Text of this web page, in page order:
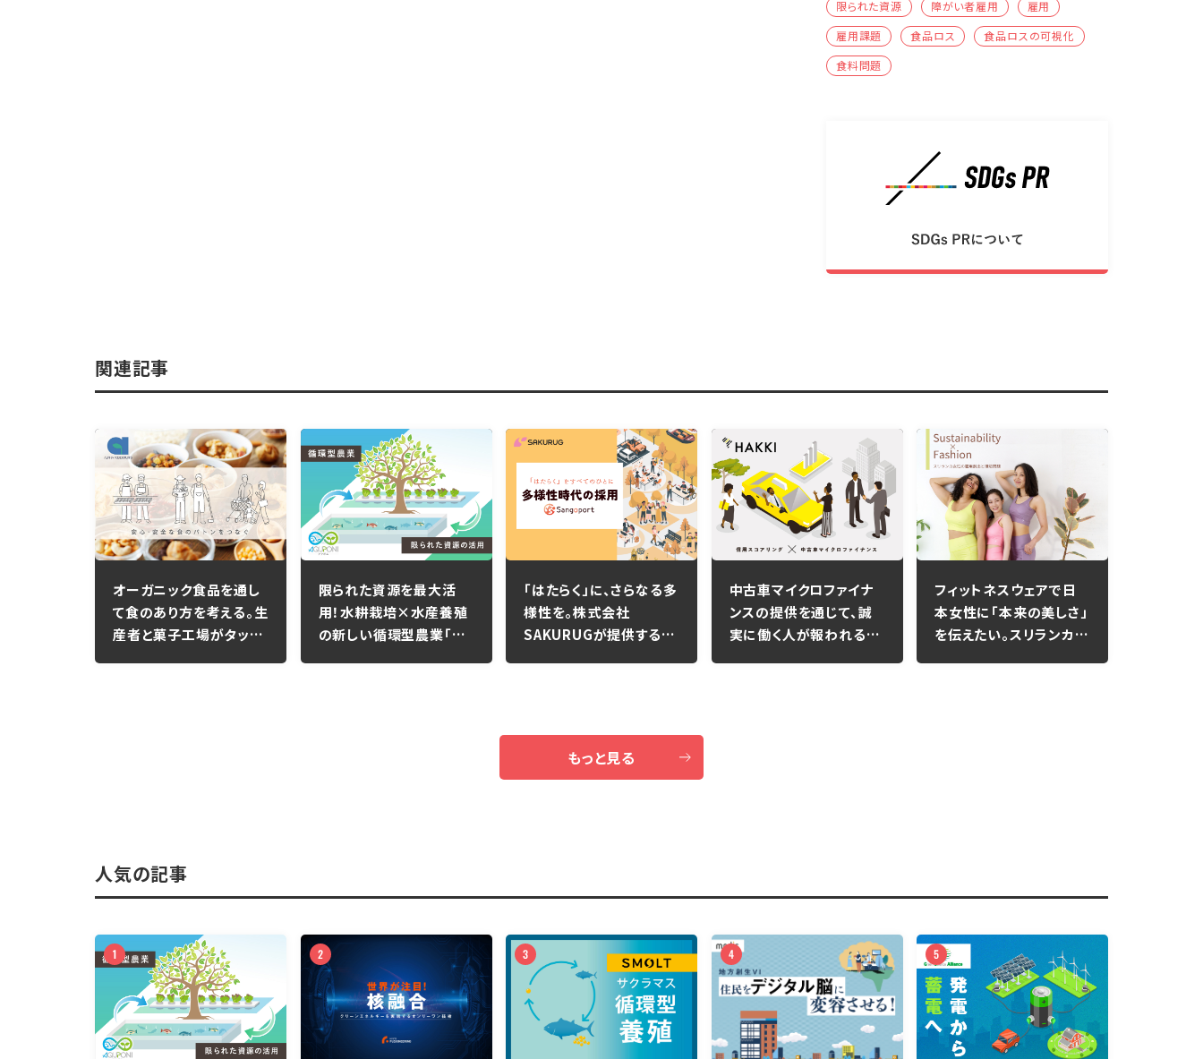
限られた資源
障がい者雇用
雇用
雇用課題
食品ロス
食品ロスの可視化
食料問題
関連記事
オーガニック食品を通し
て食のあり方を考える。生
産者と菓子工場がタッグ
限られた資源を最大活
用！水耕栽培×水産養殖
の新しい循環型農業「ア
「はたらく」に、さらなる多
様性を。株式会社
SAKURUGが提供する
中古車マイクロファイナ
ンスの提供を通じて、誠
実に働く人が報われる社
フィットネスウェアで日
本女性に「本来の美しさ」
を伝えたい。スリランカ女
もっと見る
人気の記事